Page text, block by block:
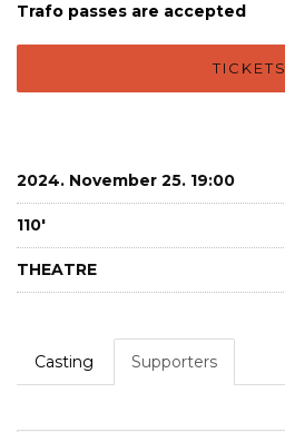
Trafo passes are accepted
TICKETS
2024. November 25. 19:00
110'
THEATRE
Casting Supporters